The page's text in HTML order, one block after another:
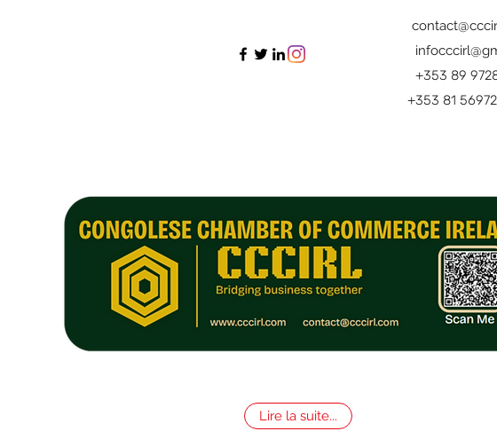
+353 89
+353 81
Lire la suite...